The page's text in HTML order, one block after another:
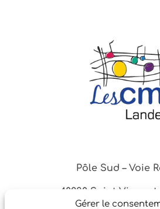
Gérer le
Pôle Sud – Voie
40230 Saint-Vincent